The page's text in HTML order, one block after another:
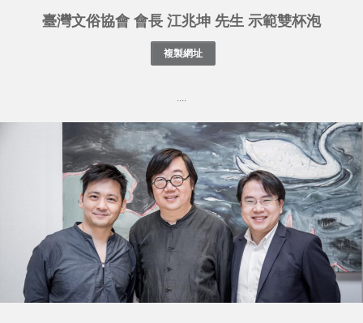
臺灣文俗協會 會長 江兆坤 先生 示範雙杯泡
....